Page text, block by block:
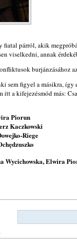
fiatal párról, akik
viselkedni, annak
burjánzásához
sem figyel a másikra,
itt a kifejezésmód más:
Piorun
Kaczkowski
Riege
Wycichowska, Elwira